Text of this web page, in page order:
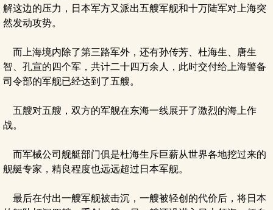
解这边的压力，日本军方又派出五艘军舰和十万陆军对上海突
然发动攻势。
而上海境内除了第三路军外，还有孙传芳、杜海生、唐生
智、孔宣的四个军，共计二十四万余人，此时交付给上海警备
司令部的军舰已经达到了五艘。
五艘对五艘，双方的军舰在东海一线展开了激烈的海上作
战。
而军械公司舰艇部门俱是杜海生斥巨薪从世界各地挖过来的
舰艇专家，精良程度也远远超过日本军舰。
最后在付出一艘军舰被击沉，一艘被轻创的代价后，将日本